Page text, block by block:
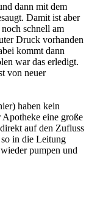
dann mit dem
Damit ist aber
schnell am
Druck vorhanden
kommt dann
war das erledigt.
von neuer
haben kein
eine große
auf den Zufluss
in die Leitung
pumpen und